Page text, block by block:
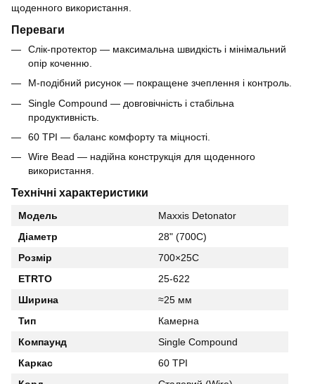
щоденного використання.
Переваги
Слік-протектор — максимальна швидкість і мінімальний
опір коченню.
М-подібний рисунок — покращене зчеплення і контроль.
Single Compound — довговічність і стабільна
продуктивність.
60 TPI — баланс комфорту та міцності.
Wire Bead — надійна конструкція для щоденного
використання.
Технічні характеристики
Модель
Maxxis Detonator
Діаметр
28" (700C)
Розмір
700×25C
ETRTO
25-622
Ширина
≈25 мм
Тип
Камерна
Компаунд
Single Compound
Каркас
60 TPI